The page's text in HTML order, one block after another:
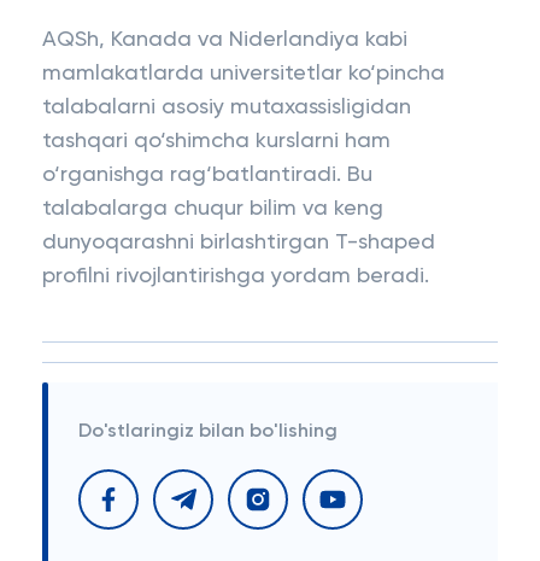
AQSh, Kanada va Niderlandiya kabi
mamlakatlarda universitetlar ko‘pincha
talabalarni asosiy mutaxassisligidan
tashqari qo‘shimcha kurslarni ham
o‘rganishga rag‘batlantiradi. Bu
talabalarga chuqur bilim va keng
dunyoqarashni birlashtirgan T-shaped
profilni rivojlantirishga yordam beradi.
Do'stlaringiz bilan bo'lishing